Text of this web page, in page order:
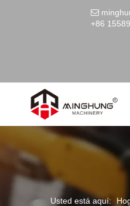

+86
Usted está aquí: